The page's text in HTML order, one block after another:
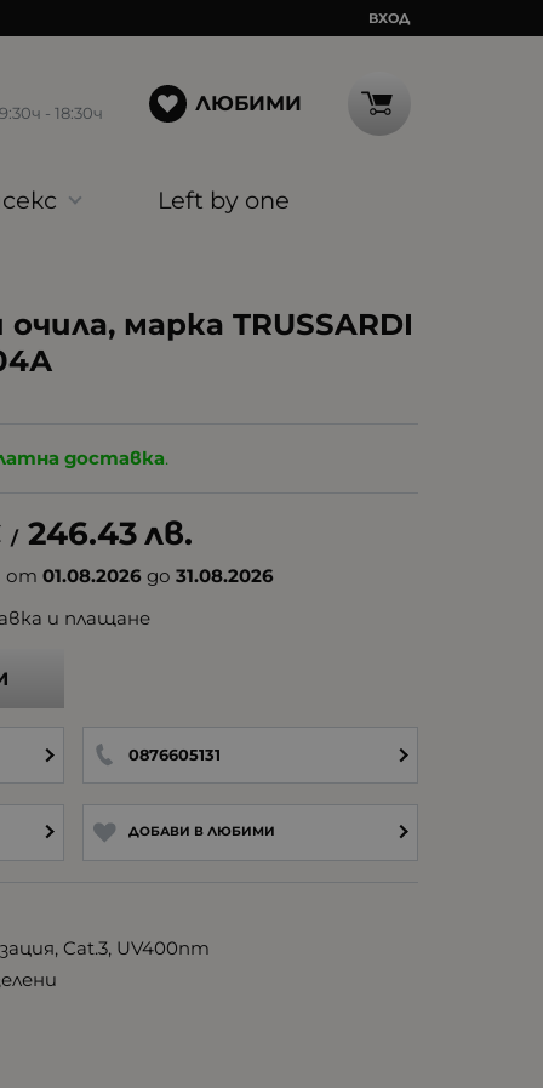
ВХОД
- 18:30ч ЛЮБИМИ
Left by one
марка TRUSSARDI
доставка.
/ 246.43лв.
от 01.08.2026 до 31.08.2026
и плащане
0876605131
ДОБАВИ В ЛЮБИМИ
Cat.3, UV400nm